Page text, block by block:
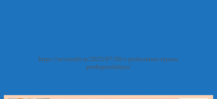
https://zovzemli.ru/2025/07/30/v-prokurature-rajona-
preduprezhdajut/